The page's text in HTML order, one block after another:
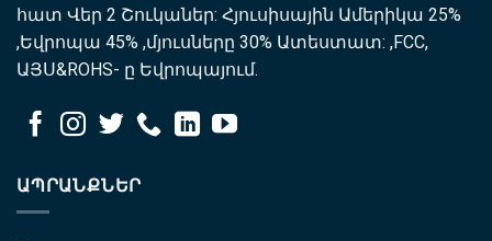
հատ Վեր 2 Շուկաներ: Հյուսիսային Ամերիկա 25%
,Եվրոպա 45% ,մյուսները 30% Ատեստատ: ,FCC,
ԱՅՍ&ROHS- ը Եվրոպայում.
ԱՊՐԱՆՔՆԵՐ